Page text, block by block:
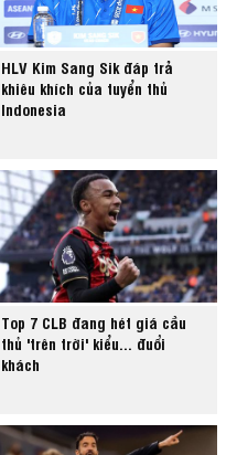
HLV Kim Sang Sik đáp trả
khiêu khích của tuyển thủ
Indonesia
Top 7 CLB đang hét giá cầu
thủ 'trên trời' kiểu... đuổi
khách